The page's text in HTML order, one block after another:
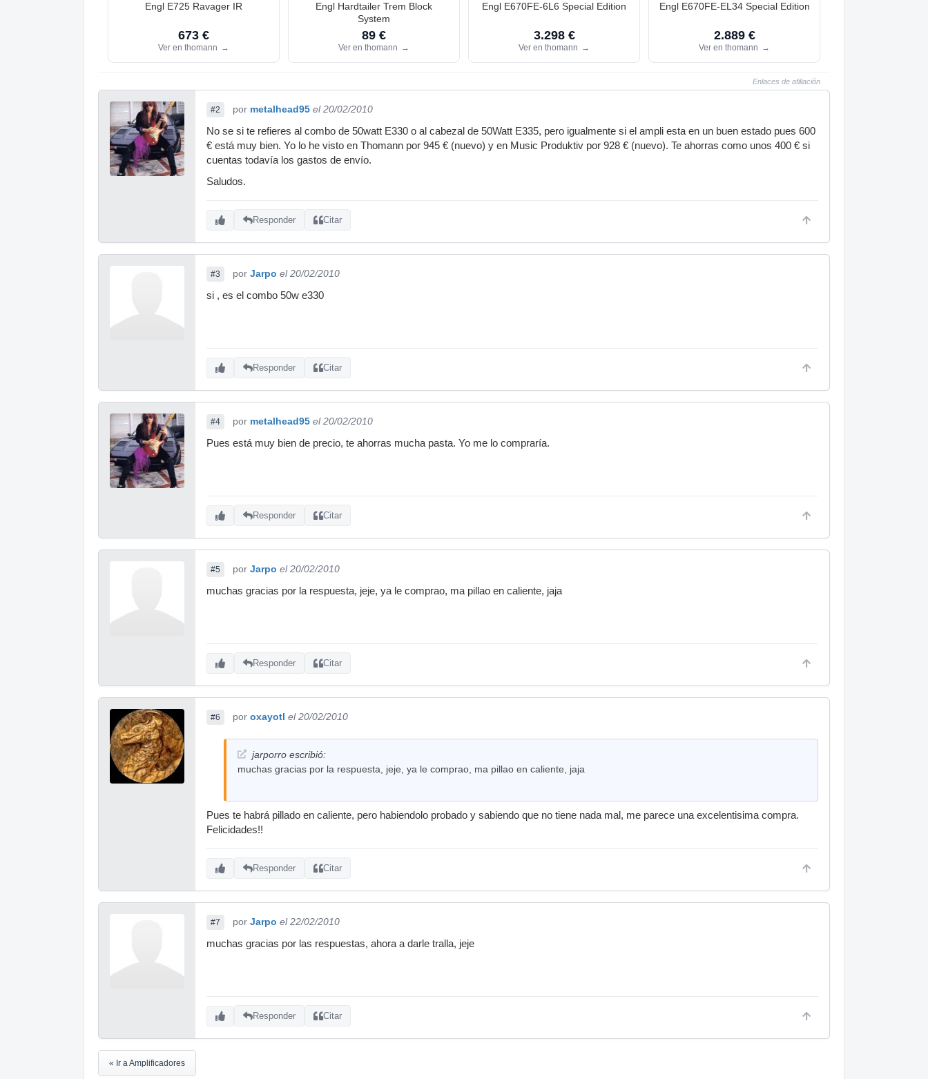
Engl E725 Ravager IR
673 €
Ver en thomann →
Engl Hardtailer Trem Block
System
89 €
Ver en thomann →
Engl E670FE-6L6 Special Edition
3.298 €
Ver en thomann →
Engl E670FE-EL34 Special Edition
2.889 €
Ver en thomann →
Enlaces de afiliación
#2 por metalhead95 el 20/02/2010
No se si te refieres al combo de 50watt E330 o al cabezal de 50Watt E335, pero igualmente si el ampli esta en un buen estado pues 600
€ está muy bien. Yo lo he visto en Thomann por 945 € (nuevo) y en Music Produktiv por 928 € (nuevo). Te ahorras como unos 400 € si
cuentas todavía los gastos de envío.
Saludos.
Responder Citar
#3 por Jarpo el 20/02/2010
si , es el combo 50w e330
Responder Citar
#4 por metalhead95 el 20/02/2010
Pues está muy bien de precio, te ahorras mucha pasta. Yo me lo compraría.
Responder Citar
#5 por Jarpo el 20/02/2010
muchas gracias por la respuesta, jeje, ya le comprao, ma pillao en caliente, jaja
Responder Citar
#6 por oxayotl el 20/02/2010
jarporro escribió:
muchas gracias por la respuesta, jeje, ya le comprao, ma pillao en caliente, jaja
Pues te habrá pillado en caliente, pero habiendolo probado y sabiendo que no tiene nada mal, me parece una excelentisima compra.
Felicidades!!
Responder Citar
#7 por Jarpo el 22/02/2010
muchas gracias por las respuestas, ahora a darle tralla, jeje
Responder Citar
« Ir a Amplificadores